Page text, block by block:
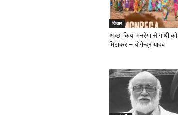
विचार
अच्छा किया मनरेगा से गांधी को
मिटाकर – योगेन्द्र यादव